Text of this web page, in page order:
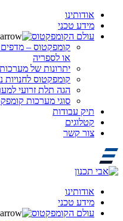
אודותינו
מידע טכני
עולם הקומפקטוס
קומפקטוס – מדפים
או לספריה
יתרונות של
קומפקטוס לחנויות
הגה תלת זרועי
סוגי מערכות
תיק עבודות
קטלוגים
צור קשר
אודותינו
מידע טכני
עולם הקומפקטוס